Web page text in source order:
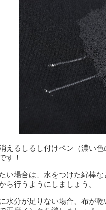
えるしるし付けペン（濃い
す！
い場合は、水をつけた綿棒
ら行うようにしましょう。
水分が足りない場合、布が